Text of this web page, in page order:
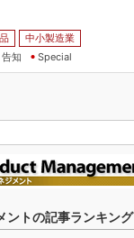
中小製造業
告知 Special
ントの記事ランキング